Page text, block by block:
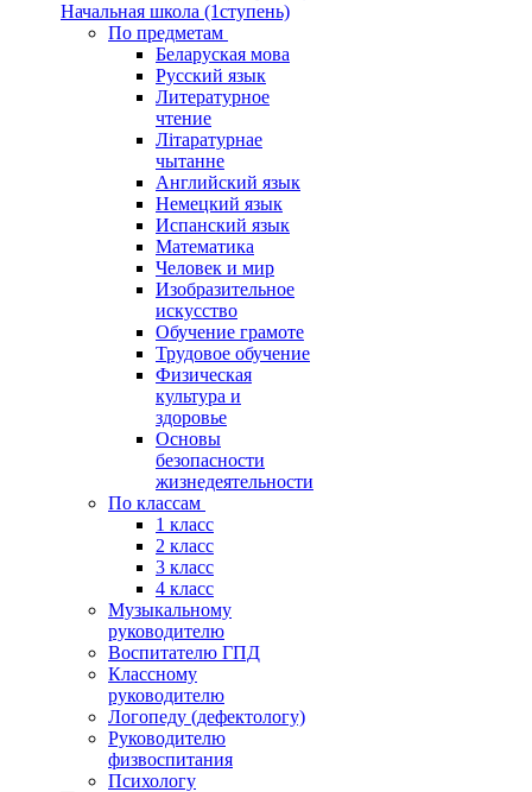
Начальная школа (1ступень)
По предметам
Беларуская мова
Русский язык
Литературное
чтение
Літаратурнае
чытанне
Английский язык
Немецкий язык
Испанский язык
Математика
Человек и мир
Изобразительное
искусство
Обучение грамоте
Трудовое обучение
Физическая
культура и
здоровье
Основы
безопасности
жизнедеятельности
По классам
1 класс
2 класс
3 класс
4 класс
Музыкальному
руководителю
Воспитателю ГПД
Классному
руководителю
Логопеду (дефектологу)
Руководителю
физвоспитания
Психологу